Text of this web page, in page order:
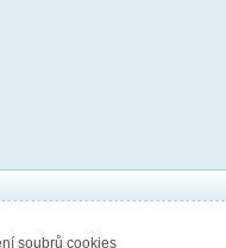
soubrů cookies